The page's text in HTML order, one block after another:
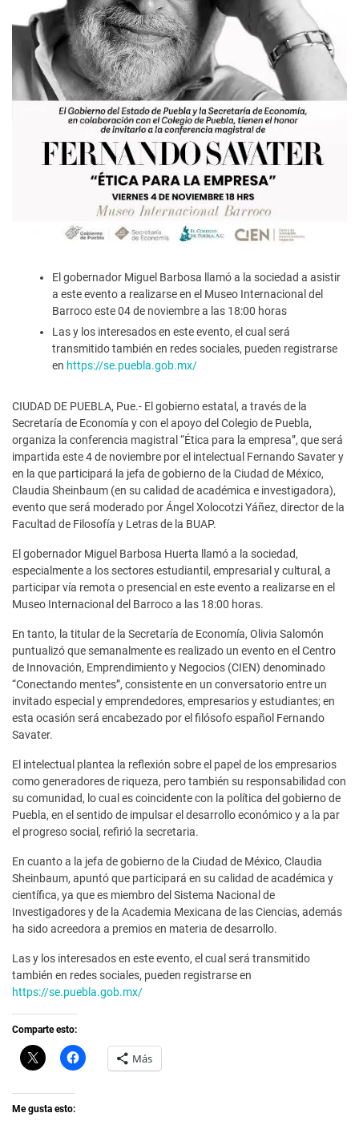
El gobernador Miguel Barbosa llamó a la sociedad a asistir
a este evento a realizarse en el Museo Internacional del
Barroco este 04 de noviembre a las 18:00 horas
Las y los interesados en este evento, el cual será
transmitido también en redes sociales, pueden registrarse
en https://se.puebla.gob.mx/
CIUDAD DE PUEBLA, Pue.- El gobierno estatal, a través de la
Secretaría de Economía y con el apoyo del Colegio de Puebla,
organiza la conferencia magistral “Ética para la empresa”, que será
impartida este 4 de noviembre por el intelectual Fernando Savater y
en la que participará la jefa de gobierno de la Ciudad de México,
Claudia Sheinbaum (en su calidad de académica e investigadora),
evento que será moderado por Ángel Xolocotzi Yáñez, director de la
Facultad de Filosofía y Letras de la BUAP.
El gobernador Miguel Barbosa Huerta llamó a la sociedad,
especialmente a los sectores estudiantil, empresarial y cultural, a
participar vía remota o presencial en este evento a realizarse en el
Museo Internacional del Barroco a las 18:00 horas.
En tanto, la titular de la Secretaría de Economía, Olivia Salomón
puntualizó que semanalmente es realizado un evento en el Centro
de Innovación, Emprendimiento y Negocios (CIEN) denominado
“Conectando mentes”, consistente en un conversatorio entre un
invitado especial y emprendedores, empresarios y estudiantes; en
esta ocasión será encabezado por el filósofo español Fernando
Savater.
El intelectual plantea la reflexión sobre el papel de los empresarios
como generadores de riqueza, pero también su responsabilidad con
su comunidad, lo cual es coincidente con la política del gobierno de
Puebla, en el sentido de impulsar el desarrollo económico y a la par
el progreso social, refirió la secretaria.
En cuanto a la jefa de gobierno de la Ciudad de México, Claudia
Sheinbaum, apuntó que participará en su calidad de académica y
científica, ya que es miembro del Sistema Nacional de
Investigadores y de la Academia Mexicana de las Ciencias, además
ha sido acreedora a premios en materia de desarrollo.
Las y los interesados en este evento, el cual será transmitido
también en redes sociales, pueden registrarse en
https://se.puebla.gob.mx/
Comparte esto:
C
l
k
t
H
a Más
Me gusta esto: